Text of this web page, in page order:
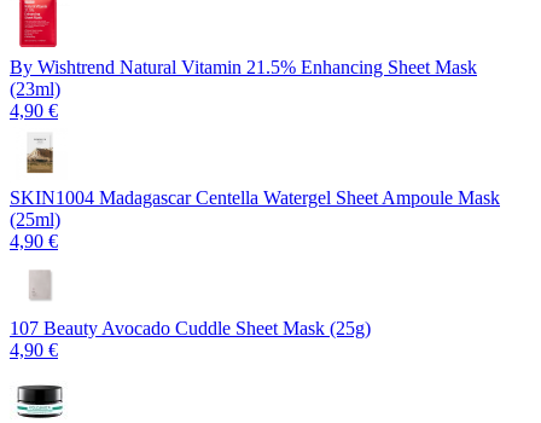
By Wishtrend Natural Vitamin 21.5% Enhancing Sheet Mask
(23ml)
4,90 €
SKIN1004 Madagascar Centella Watergel Sheet Ampoule Mask
(25ml)
4,90 €
107 Beauty Avocado Cuddle Sheet Mask (25g)
4,90 €